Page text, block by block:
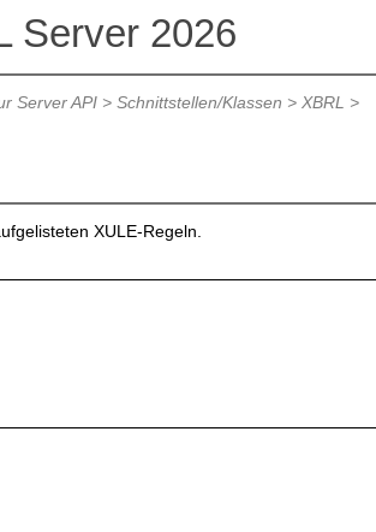
Server 2026
Server API> Schnittstellen/Klassen > XBRL >
XULE-Regeln.